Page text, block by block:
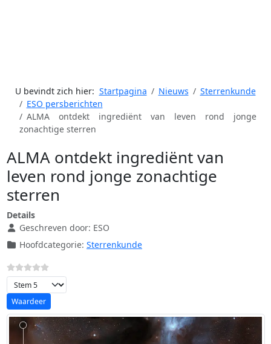
U bevindt zich hier: Startpagina Nieuws
Sterrenkunde
ESO persberichten
ALMA ontdekt ingrediënt van leven rond jonge
zonachtige sterren
ALMA ontdekt ingrediënt van
leven rond jonge zonachtige
sterren
Details
Geschreven door: ESO
Hoofdcategorie: Sterrenkunde
Voeg waardering toe